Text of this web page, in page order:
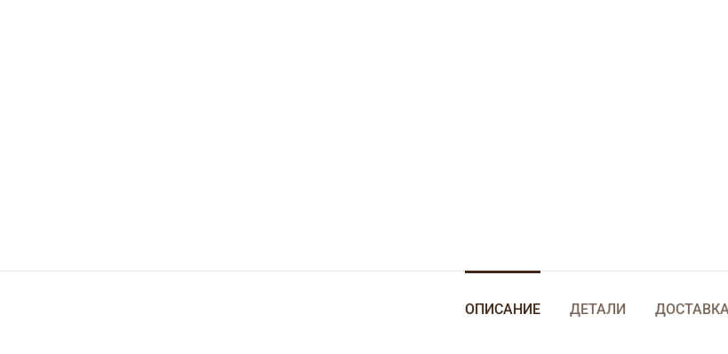
ОПИСАНИЕ ДЕТАЛИ